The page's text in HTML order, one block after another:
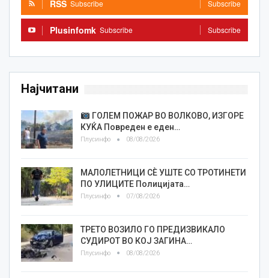
RSS Subscribe Subscribe
Plusinfomk Subscribe Subscribe
Најчитани
ГОЛЕМ ПОЖАР ВО ВОЛКОВО, ИЗГОРЕ
КУЌА Повреден е еден…
Плусинфо 08/08/2026
МАЛОЛЕТНИЦИ СÈ УШТЕ СО ТРОТИНЕТИ
ПО УЛИЦИТЕ Полицијата…
Плусинфо 07/08/2026
ТРЕТО ВОЗИЛО ГО ПРЕДИЗВИКАЛО
СУДИРОТ ВО КОЈ ЗАГИНА…
Плусинфо 08/08/2026